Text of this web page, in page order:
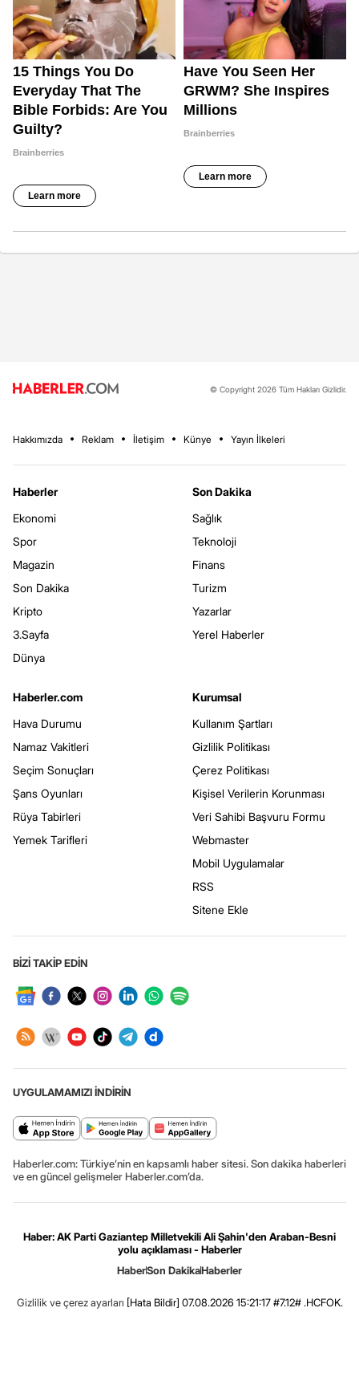
© Copyright 2026 Tüm Hakları Gizlidir.
Hakkımızda Reklam İletişim Künye Yayın İlkeleri
Haberler
Ekonomi
Spor
Magazin
Son Dakika
Kripto
3.Sayfa
Dünya
Son Dakika
Sağlık
Teknoloji
Finans
Turizm
Yazarlar
Yerel Haberler
Haberler.com
Hava Durumu
Namaz Vakitleri
Seçim Sonuçları
Şans Oyunları
Rüya Tabirleri
Yemek Tarifleri
Kurumsal
Kullanım Şartları
Gizlilik Politikası
Çerez Politikası
Kişisel Verilerin Korunması
Veri Sahibi Başvuru Formu
Webmaster
Mobil Uygulamalar
RSS
Sitene Ekle
BİZİ TAKİP EDİN
UYGULAMAMIZI İNDİRİN
Haberler.com: Türkiye’nin en kapsamlı haber sitesi. Son dakika haberleri
ve en güncel gelişmeler Haberler.com’da.
Haber: AK Parti Gaziantep Milletvekili Ali Şahin'den Araban-Besni
yolu açıklaması - Haberler
HaberSon DakikaHaberler
Gizlilik ve çerez ayarları [Hata Bildir] 07.08.2026 15:21:17 #7.12# .HCFOK.